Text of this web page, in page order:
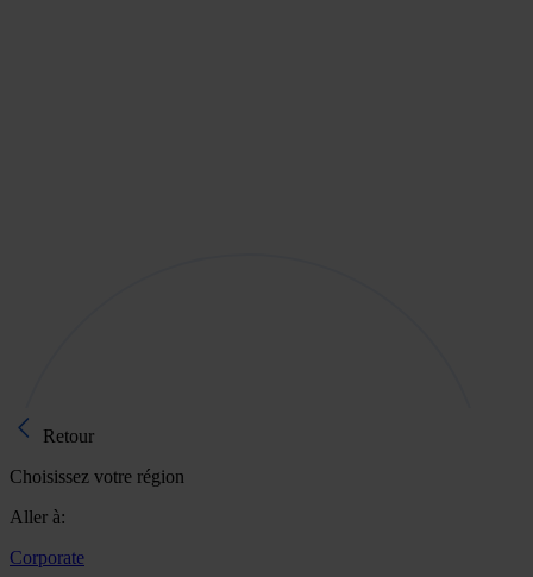
Retour
Choisissez votre région
Aller à:
Corporate